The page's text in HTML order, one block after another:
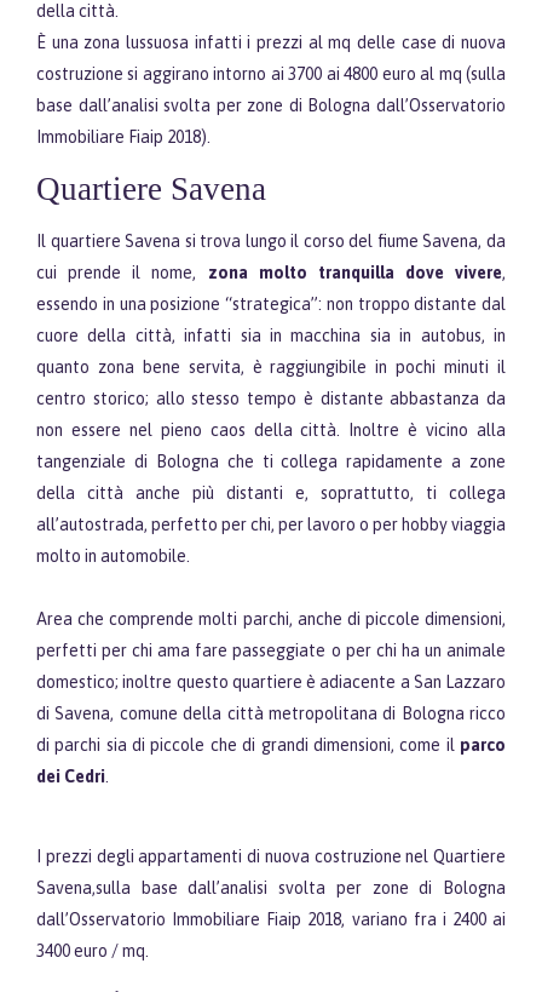
della città.
È una zona lussuosa infatti i prezzi al mq delle case di nuova
costruzione si aggirano intorno ai 3700 ai 4800 euro al mq (sulla
base dall’analisi svolta per zone di Bologna dall’Osservatorio
Immobiliare Fiaip 2018).
Quartiere Savena
Il quartiere Savena si trova lungo il corso del fiume Savena, da
cui prende il nome, zona molto tranquilla dove vivere,
essendo in una posizione “strategica”: non troppo distante dal
cuore della città, infatti sia in macchina sia in autobus, in
quanto zona bene servita, è raggiungibile in pochi minuti il
centro storico; allo stesso tempo è distante abbastanza da
non essere nel pieno caos della città. Inoltre è vicino alla
tangenziale di Bologna che ti collega rapidamente a zone
della città anche più distanti e, soprattutto, ti collega
all’autostrada, perfetto per chi, per lavoro o per hobby viaggia
molto in automobile.
Area che comprende molti parchi, anche di piccole dimensioni,
perfetti per chi ama fare passeggiate o per chi ha un animale
domestico; inoltre questo quartiere è adiacente a San Lazzaro
di Savena, comune della città metropolitana di Bologna ricco
di parchi sia di piccole che di grandi dimensioni, come il parco
dei Cedri
I prezzi degli appartamenti di nuova costruzione nel Quartiere
Savena,sulla base dall’analisi svolta per zone di Bologna
dall’Osservatorio Immobiliare Fiaip 2018, variano fra i 2400 ai
3400 euro / mq.